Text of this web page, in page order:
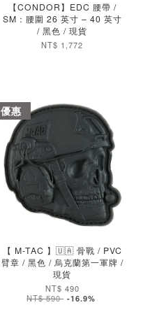
【CONDOR】EDC 腰帶 /
SM：腰圍 26 英寸 – 40 英寸
/ 黑色 / 現貨
NT$ 1,772
加入購物車
優惠
【 M-TAC 】🇺🇦 骨戰 / PVC
臂章 / 黑色 / 烏克蘭第一軍牌 /
現貨
NT$ 490
NT$ 590 -16.9%